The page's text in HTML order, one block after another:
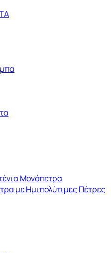
Μονόπετρα
με Ημιπολύτιμες Πέτρες